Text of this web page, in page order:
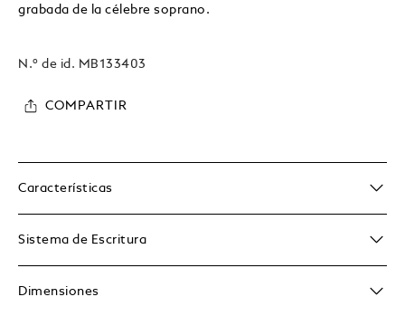
grabada de la célebre soprano.
N.º de id. MB133403
COMPARTIR
Características
Sistema de Escritura
Dimensiones